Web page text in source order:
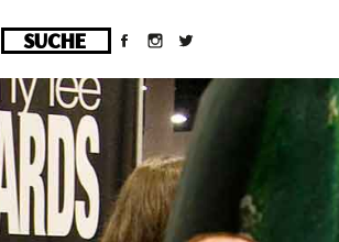
/homepages/10/d43051023/htdocs/